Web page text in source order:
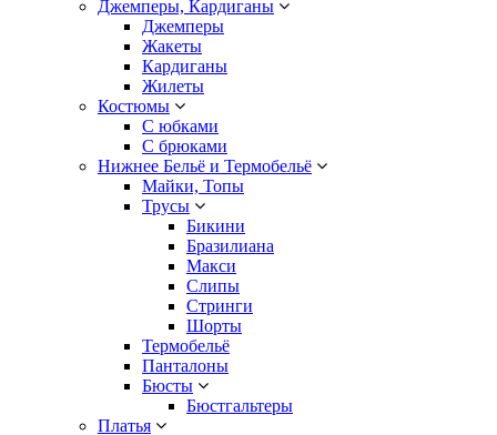
Джемперы, Кардиганы
Джемперы
Жакеты
Кардиганы
Жилеты
Костюмы
С юбками
С брюками
Нижнее Бельё и Термобельё
Майки, Топы
Трусы
Бикини
Бразилиана
Макси
Слипы
Стринги
Шорты
Термобельё
Панталоны
Бюсты
Бюстгальтеры
Платья